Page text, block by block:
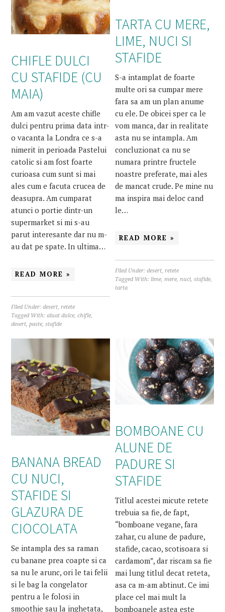
CHIFLE DULCI
CU STAFIDE (CU
MAIA)
Am am vazut aceste chifle
dulci pentru prima data intr-
o vacanta la Londra ce s-a
nimerit in perioada Pastelui
catolic si am fost foarte
curioasa cum sunt si mai
ales cum e facuta crucea de
deasupra. Am cumparat
atunci o portie dintr-un
supermarket si mi s-au
parut interesante dar nu m-
au dat pe spate. In ultima…
READ MORE »
Filed Under:desert,retete
Tagged With:aluat dulce,chifle,
desert,paste,stafide
TARTA CU MERE,
LIME, NUCI SI
STAFIDE
S-a intamplat de foarte
multe ori sa cumpar mere
fara sa am un plan anume
cu ele. De obicei sper ca le
vom manca, dar in realitate
asta nu se intampla. Am
concluzionat ca nu se
numara printre fructele
noastre preferate, mai ales
de mancat crude. Pe mine nu
ma inspira mai deloc cand
le…
READ MORE »
Filed Under:desert,retete
Tagged With: lime,mere,nuci,stafide,
tarta
BANANA BREAD
CU NUCI,
STAFIDE SI
GLAZURA DE
CIOCOLATA
Se intampla des sa raman
cu banane prea coapte si ca
sa nu le arunc, ori le tai felii
si le bag la congelator
pentru a le folosi in
smoothie sau la inghetata,
BOMBOANE CU
ALUNE DE
PADURE SI
STAFIDE
Titlul acestei micute retete
trebuia sa fie, de fapt,
“bomboane vegane, fara
zahar, cu alune de padure,
stafide, cacao, scotisoara si
cardamom”, dar riscam sa fie
mai lung titlul decat reteta,
asa ca m-am abtinut. Ce imi
place cel mai mult la
bomboanele astea este